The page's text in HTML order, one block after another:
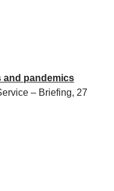
and pandemics
– Briefing, 27